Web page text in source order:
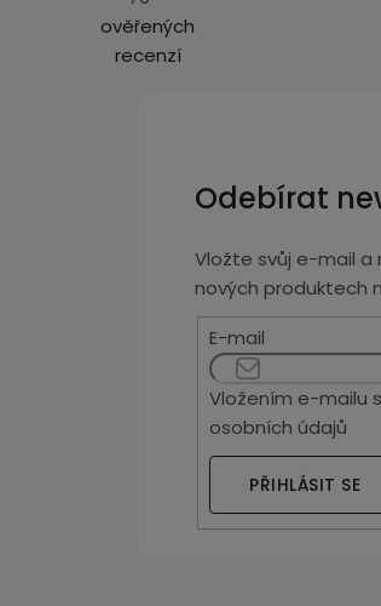
ověřených
recenzí
Odebírat
Vložte svůj e-mail
nových produktech
E-mail
Vložením e-mailu
osobních údajů
PŘIHLÁSIT SE